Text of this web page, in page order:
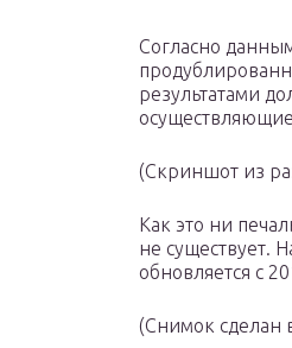
Согласно
результатами
(Скриншот из
Как это ни
не существует.
обновляется с
(Снимок сделан